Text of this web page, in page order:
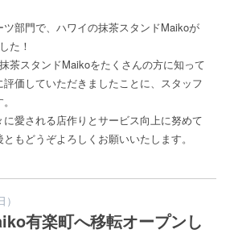
部門で、ハワイの抹茶スタンドMaikoが
た！
茶スタンドMaikoをたくさんの方に知って
価していただきましたことに、スタッフ
愛される店作りとサービス向上に努めて
もどうぞよろしくお願いいたします。
有楽町へ移転オープンし